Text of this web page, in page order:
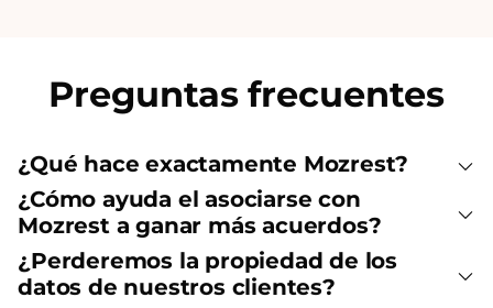
Preguntas frecuentes
¿Qué hace exactamente Mozrest?
¿Cómo ayuda el asociarse con
Mozrest a ganar más acuerdos?
¿Perderemos la propiedad de los
datos de nuestros clientes?